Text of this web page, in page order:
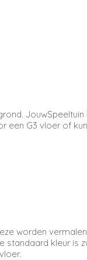
een G3 vloer of
worden
standaard kleur is